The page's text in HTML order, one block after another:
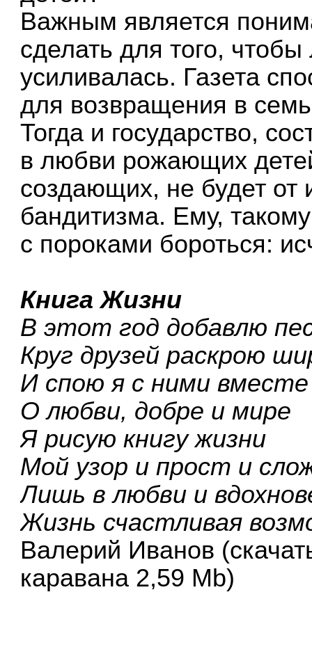
Важным является
сделать для того,
усиливалась. Газета
для возвращения в
Тогда и государство,
в любви рожающих
создающих, не будет от
бандитизма. Ему,
с пороками бороться:
Книга Жизни
В этот год добавлю
Круг друзей раскрою
И спою я с ними вместе
О любви, добре и мире
Я рисую книгу жизни
Мой узор и прост и
Лишь в любви и
Жизнь счастливая
Валерий Иванов
каравана 2,59 Mb)